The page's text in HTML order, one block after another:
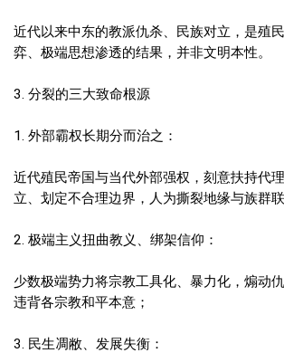
近代以来中东的教派仇杀、民族对立，是殖
弈、极端思想渗透的结果，并非文明本性。
3. 分裂的三大致命根源
1. 外部霸权长期分而治之：
近代殖民帝国与当代外部强权，刻意扶持代
立、划定不合理边界，人为撕裂地缘与族群联
2. 极端主义扭曲教义、绑架信仰：
少数极端势力将宗教工具化、暴力化，煽动
违背各宗教和平本意；
3. 民生凋敝、发展失衡：